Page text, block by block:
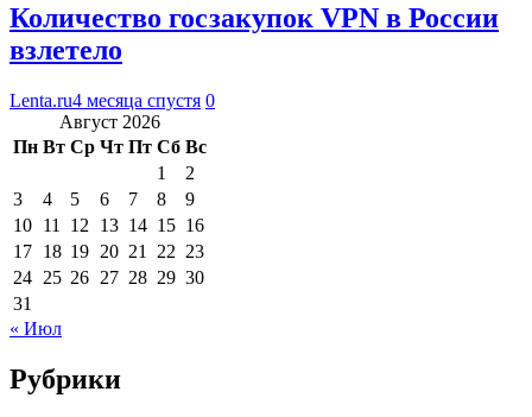
Количество госзакупок VPN в России
взлетело
Lenta.ru4 месяца спустя 0
Август 2026
Пн Вт Ср Чт Пт Сб Вс
1
2
3
4 5 6 7 8
9
10 11 12 13 14 15 16
17 18 19 20 21 22 23
24 25 26 27 28 29 30
31
« Июл
Рубрики